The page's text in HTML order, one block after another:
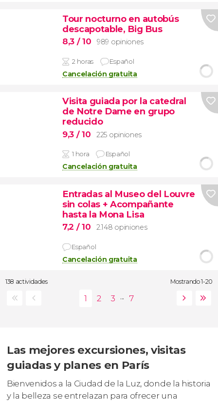
Tour nocturno en autobús
descapotable, Big Bus
8,3 / 10 989 opiniones
2 horas Español
Cancelación gratuita
Visita guiada por la catedral
de Notre Dame en grupo
reducido
9,3 / 10 225 opiniones
1 hora Español
Cancelación gratuita
Entradas al Museo del Louvre
sin colas + Acompañante
hasta la Mona Lisa
7,2 / 10 2.148 opiniones
Español
Cancelación gratuita
138 actividades Mostrando 1-20
...
Las mejores excursiones, visitas
guiadas y planes en París
Bienvenidos a la Ciudad de la Luz, donde la historia
y la belleza se entrelazan para ofrecer una